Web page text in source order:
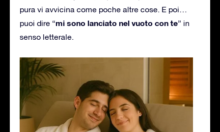
pura vi avvicina come poche altre cose. E poi…
puoi dire “mi sono lanciato nel vuoto con te” in
senso letterale.